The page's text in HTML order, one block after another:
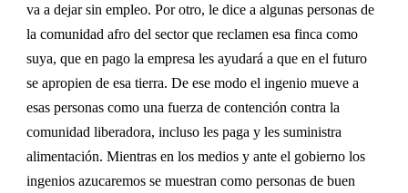
va a dejar sin empleo. Por otro, le dice a algunas personas de
la comunidad afro del sector que reclamen esa finca como
suya, que en pago la empresa les ayudará a que en el futuro
se apropien de esa tierra. De ese modo el ingenio mueve a
esas personas como una fuerza de contención contra la
comunidad liberadora, incluso les paga y les suministra
alimentación. Mientras en los medios y ante el gobierno los
ingenios azucaremos se muestran como personas de buen